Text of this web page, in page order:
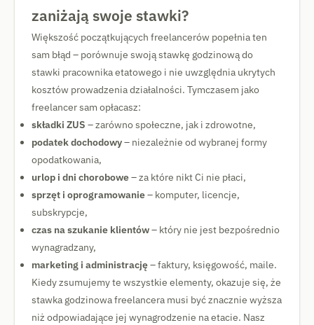
zaniżają swoje stawki?
Większość początkujących freelancerów popełnia ten
sam błąd – porównuje swoją stawkę godzinową do
stawki pracownika etatowego i nie uwzględnia ukrytych
kosztów prowadzenia działalności. Tymczasem jako
freelancer sam opłacasz:
składki ZUS – zarówno społeczne, jak i zdrowotne,
podatek dochodowy– niezależnie od wybranej formy
opodatkowania,
urlop i dni chorobowe– za które nikt Ci nie płaci,
sprzęt i oprogramowanie– komputer, licencje,
subskrypcje,
czas na szukanie klientów– który nie jest bezpośrednio
wynagradzany,
marketing i administrację– faktury, księgowość, maile.
Kiedy zsumujemy te wszystkie elementy, okazuje się, że
stawka godzinowa freelancera musi być znacznie wyższa
niż odpowiadające jej wynagrodzenie na etacie. Nasz